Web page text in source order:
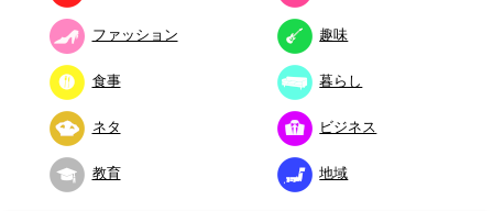
ファッション 趣味
食事 暮らし
ネタ ビジネス
教育 地域